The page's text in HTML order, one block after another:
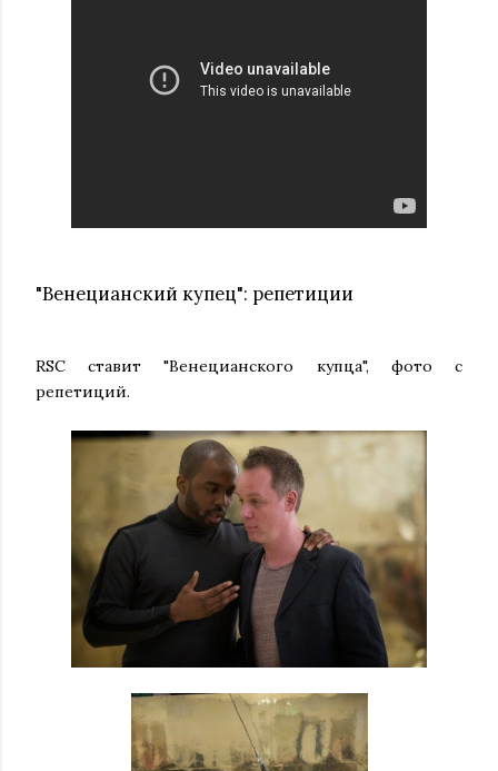
"Венецианский купец": репетиции
RSC ставит "Венецианского купца", фото с
репетиций.